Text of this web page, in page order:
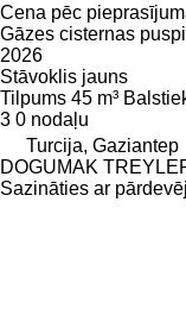
Cena pēc
Gāzes cisternas
2026
Stāvoklis jauns
Tilpums 45 m³
3 0 nodaļu
Turcija, Gaziantep
DOGUMAK
Sazināties ar